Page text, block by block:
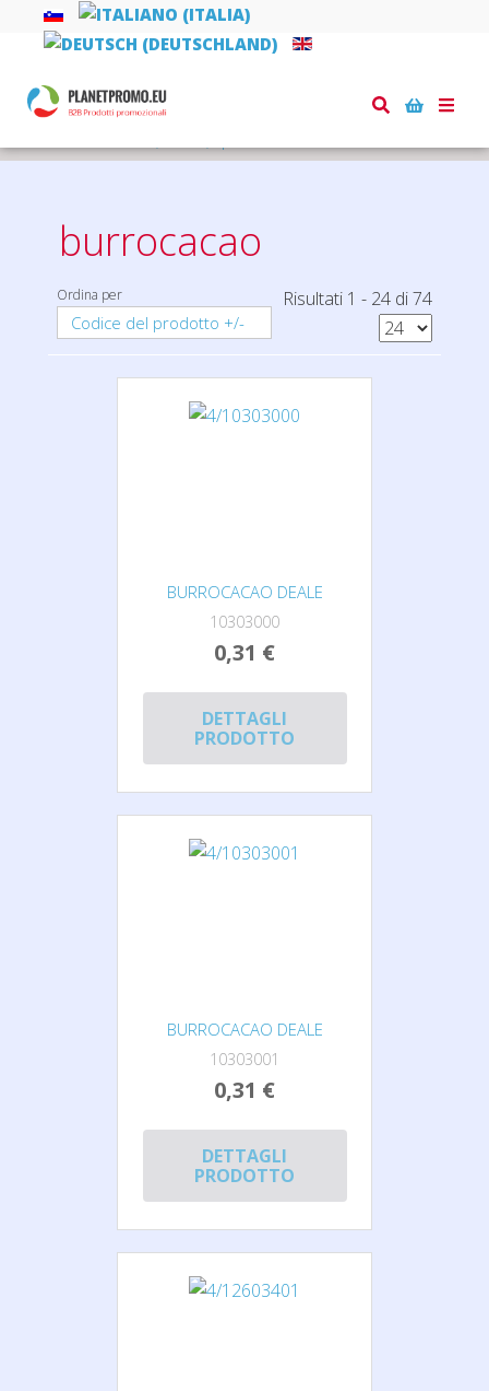
Toggle
burrocacao
Ordina per
Codice del prodotto +/-
Risultati 1 - 24 di 74
BURROCACAO DEALE
10303000
0,31 €
DETTAGLI
PRODOTTO
BURROCACAO DEALE
10303001
0,31 €
DETTAGLI
PRODOTTO